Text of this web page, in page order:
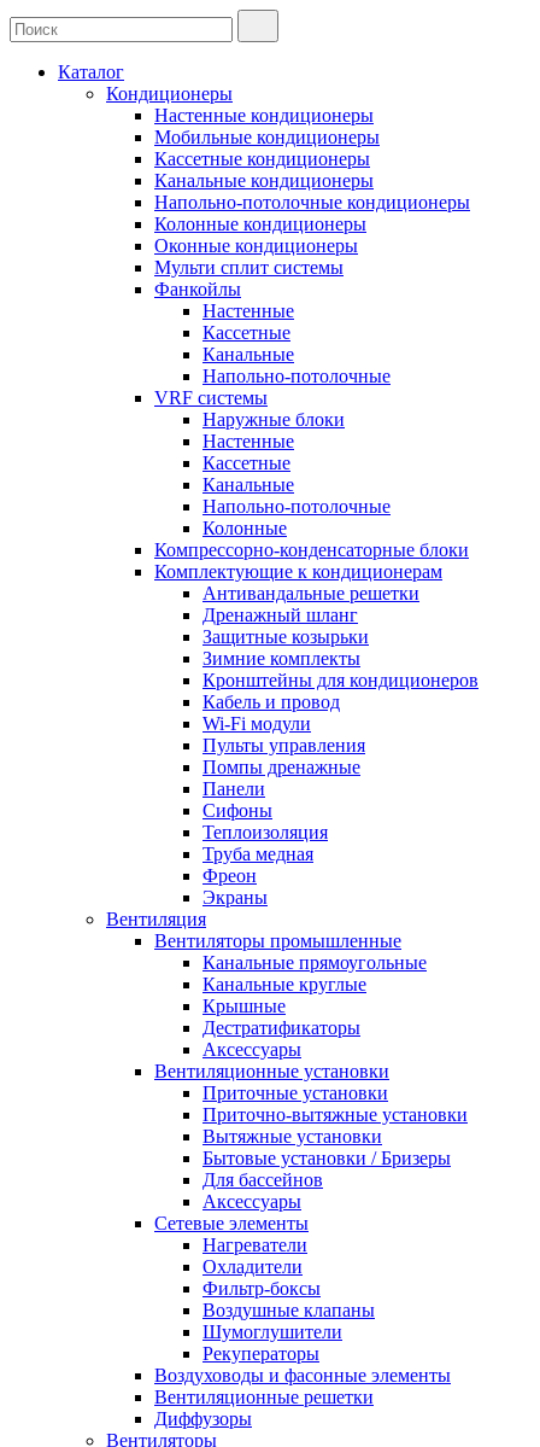
Каталог
Кондиционеры
Настенные кондиционеры
Мобильные кондиционеры
Кассетные кондиционеры
Канальные кондиционеры
Напольно-потолочные кондиционеры
Колонные кондиционеры
Оконные кондиционеры
Мульти сплит системы
Фанкойлы
Настенные
Кассетные
Канальные
Напольно-потолочные
VRF системы
Наружные блоки
Настенные
Кассетные
Канальные
Напольно-потолочные
Колонные
Компрессорно-конденсаторные блоки
Комплектующие к кондиционерам
Антивандальные решетки
Дренажный шланг
Защитные козырьки
Зимние комплекты
Кронштейны для кондиционеров
Кабель и провод
Wi-Fi модули
Пульты управления
Помпы дренажные
Панели
Сифоны
Теплоизоляция
Труба медная
Фреон
Экраны
Вентиляция
Вентиляторы промышленные
Канальные прямоугольные
Канальные круглые
Крышные
Дестратификаторы
Аксессуары
Вентиляционные установки
Приточные установки
Приточно-вытяжные установки
Вытяжные установки
Бытовые установки / Бризеры
Для бассейнов
Аксессуары
Сетевые элементы
Нагреватели
Охладители
Фильтр-боксы
Воздушные клапаны
Шумоглушители
Рекуператоры
Воздуховоды и фасонные элементы
Вентиляционные решетки
Диффузоры
Вентиляторы